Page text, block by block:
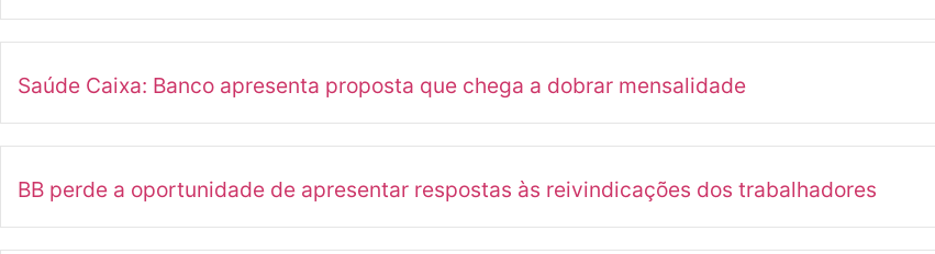
Saúde Caixa: Banco apresenta proposta que chega a dobrar mensalidade
BB perde a oportunidade de apresentar respostas às reivindicações dos trabalhadores